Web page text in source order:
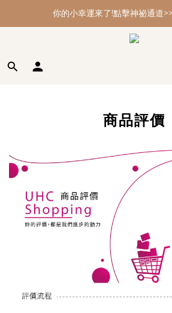
你的小幸運來了!點擊神祕通道
你的小幸運來了!點擊神祕通道
年節大掃除 最強多功能黑
你的小幸運來了!點擊神祕通道
商品評價